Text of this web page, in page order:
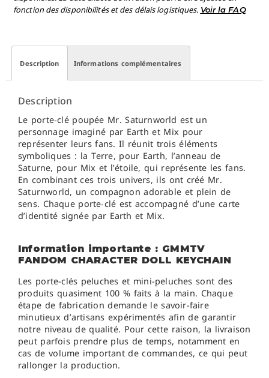
fonction des disponibilités et des délais logistiques. Voir la FAQ
Description Informations complémentaires
Description
Le porte‑clé poupée Mr. Saturnworld est un
personnage imaginé par Earth et Mix pour
représenter leurs fans. Il réunit trois éléments
symboliques : la Terre, pour Earth, l’anneau de
Saturne, pour Mix et l’étoile, qui représente les fans.
En combinant ces trois univers, ils ont créé Mr.
Saturnworld, un compagnon adorable et plein de
sens. Chaque porte‑clé est accompagné d’une carte
d’identité signée par Earth et Mix.
Information importante : GMMTV
FANDOM CHARACTER DOLL KEYCHAIN
Les porte-clés peluches et mini-peluches sont des
produits quasiment 100 % faits à la main. Chaque
étape de fabrication demande le savoir-faire
minutieux d’artisans expérimentés afin de garantir
notre niveau de qualité. Pour cette raison, la livraison
peut parfois prendre plus de temps, notamment en
cas de volume important de commandes, ce qui peut
rallonger la production.